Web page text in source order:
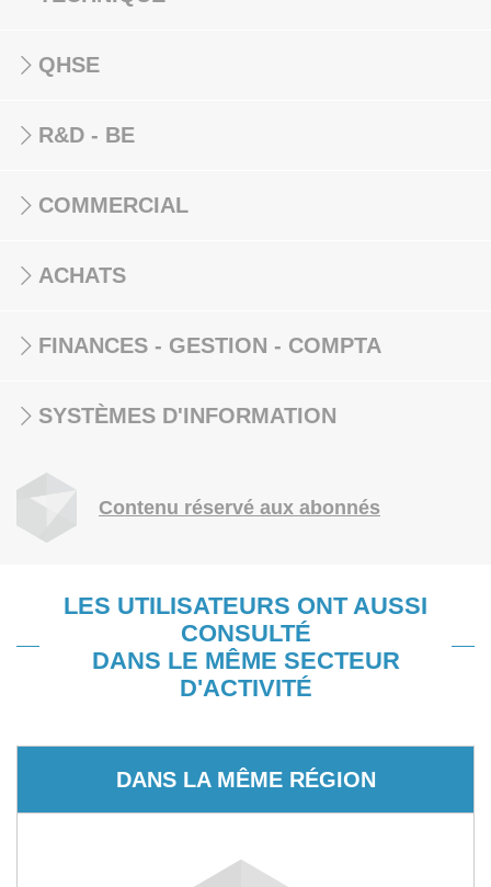
QHSE
R&D - BE
COMMERCIAL
ACHATS
FINANCES - GESTION - COMPTA
SYSTÈMES D'INFORMATION
Contenu réservé aux abonnés
LES UTILISATEURS ONT AUSSI
CONSULTÉ
DANS LE MÊME SECTEUR
D'ACTIVITÉ
DANS LA MÊME RÉGION